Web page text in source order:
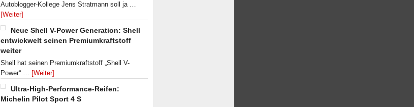
Autoblogger-Kollege Jens Stratmann soll ja …
[Weiter]
Neue Shell V-Power Generation: Shell
entwickwelt seinen Premiumkraftstoff
weiter
Shell hat seinen Premiumkraftstoff „Shell V-
Power“ … [Weiter]
Ultra-High-Performance-Reifen:
Michelin Pilot Sport 4 S